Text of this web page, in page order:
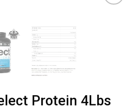
Protein 4Lbs